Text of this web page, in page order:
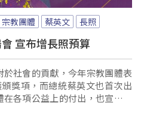
宗教團體 蔡英文 長照
宣布增長照預算
社會的貢獻，今年宗教團體表
獎項，而總統蔡英文也首次出
各項公益上的付出，也宣布未
預算到876億元，而內政部長
造將成立宗教禮制司，來提升